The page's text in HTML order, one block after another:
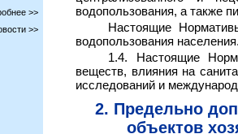
>>
>>
водопользования, а также
Настоящие
водопользования
1.4. Настоящие
веществ, влияния на
исследований и
2. Предельно
объектов